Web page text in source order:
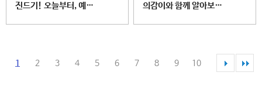
진드기! 오늘부터, 예방수칙을 실천하세요! 의감이와 함께 알아보는 의료관련감염병!
1 2 3 4 5 6 7 8 9 10